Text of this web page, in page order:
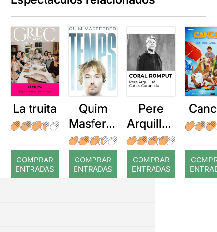
La truita
COMPRAR
ENTRADAS
Quim
Masferre
r: Temps
COMPRAR
ENTRADAS
Pere
Arquillué
: Coral
romput
COMPRAR
ENTRADAS